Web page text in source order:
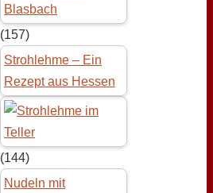
(157)
Strohlehme – Ein
Rezept aus Hessen
(144)
Nudeln mit